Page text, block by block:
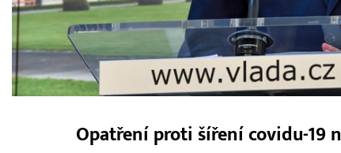
Opatření proti šíření covidu-19